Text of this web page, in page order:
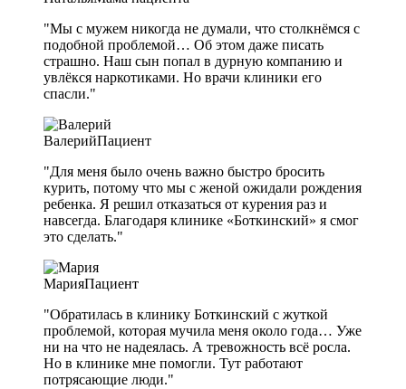
"Мы с мужем никогда не думали, что столкнёмся с
подобной проблемой… Об этом даже писать
страшно. Наш сын попал в дурную компанию и
увлёкся наркотиками. Но врачи клиники его
спасли."
ВалерийПациент
"Для меня было очень важно быстро бросить
курить, потому что мы с женой ожидали рождения
ребенка. Я решил отказаться от курения раз и
навсегда. Благодаря клинике «Боткинский» я смог
это сделать."
МарияПациент
"Обратилась в клинику Боткинский с жуткой
проблемой, которая мучила меня около года… Уже
ни на что не надеялась. А тревожность всё росла.
Но в клинике мне помогли. Тут работают
потрясающие люди."